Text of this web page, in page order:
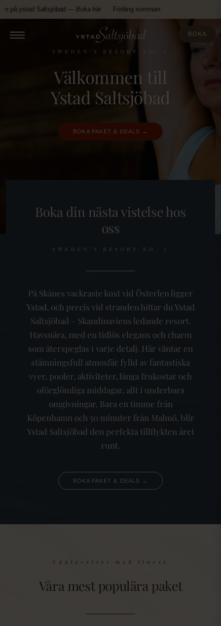
Fortsätt
till
innehållet
på ystad Saltsjöbad — Boka här Förlängsommarenpå ystad Saltsjöbad
BOKA
SWEDEN’S RESORT NO. 1
Välkommen till
Ystad Saltsjöbad
BOKA PAKET & DEALS →
Boka din nästa vistelse hos
oss
SWEDEN’S RESORT NO. 1
På Skånes vackraste kust vid Österlen ligger
Ystad, och precis vid stranden hittar du Ystad
Saltsjöbad – Skandinaviens ledande resort.
Havsnära, med en tidlös elegans och charm
som återspeglas i varje detalj. Här väntar en
stämningsfull atmosfär fylld av fantastiska
vyer, pooler, aktiviteter, långa frukostar och
oförglömliga middagar, allt i underbara
omgivningar. Bara en timme från
Köpenhamn och 50 minuter från Malmö, blir
Ystad Saltsjöbad den perfekta tillflykten året
runt.
BOKA PAKET & DEALS →
Upplevelser med finess
Våra mest populära paket